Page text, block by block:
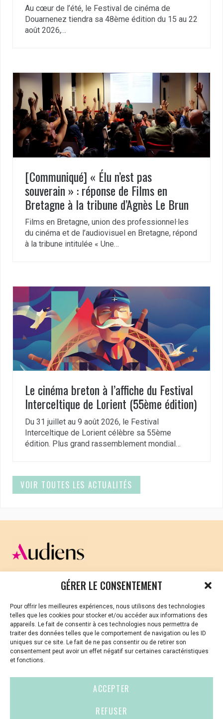
GÉRER LE CONSENTEMENT
Pour offrir les meilleures expériences, nous utilisons des technologies
telles que les cookies pour stocker et/ou accéder aux informations des
appareils. Le fait de consentir à ces technologies nous permettra de
traiter des données telles que le comportement de navigation ou les ID
uniques sur ce site. Le fait de ne pas consentir ou de retirer son
consentement peut avoir un effet négatif sur certaines caractéristiques
et fonctions.
ACCEPTER
REFUSER
Au cœur de l’été, le Festival de cinéma de
Douarnenez tiendra sa 48ème édition du 15 au 22
août 2026,…
[Communiqué] « Élu n’est pas
souverain » : réponse de Films en
Bretagne à la tribune d’Agnès Le Brun
Films en Bretagne, union des professionnel·les
du cinéma et de l’audiovisuel en Bretagne, répond
à la tribune intitulée « Une…
Le cinéma breton à l’affiche du Festival
Interceltique de Lorient (55ème édition)
Du 31 juillet au 9 août 2026, le Festival
Interceltique de Lorient célèbre sa 55ème
édition. Plus grand rassemblement mondial…
VOIR TOUTES LES ACTUALITÉS
CELLULE D’ÉCOUTE ET DE SOUTIEN PSYCHOLOGIQUE ET
Vous avez été témoin ou vous êtes victime de VSS ? Ou
vous êtes référent·es harcèlement en besoin de soutien
ou d’informations ?
01 87 20 30 90
violences-sexuelles-culture@audiens.org